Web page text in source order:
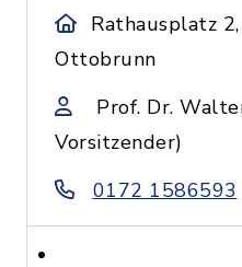
Rathausplatz
Ottobrunn
Prof. Dr.
Vorsitzender)
0172 1586593